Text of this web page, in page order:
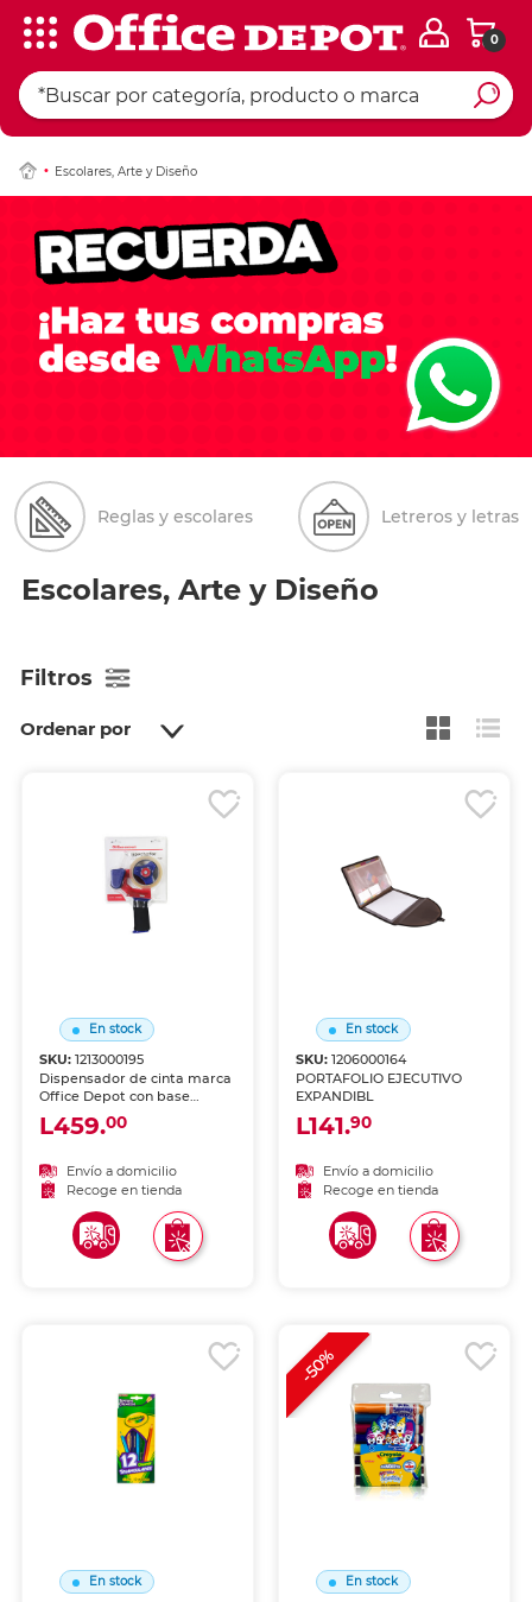
0
Escolares, Arte y Diseño
Reglas y escolares Letreros y letras
Escolares, Arte y Diseño
Filtros
Ordenar por
En stock
SKU:1213000195
Dispensador de cinta marca
Office Depot con base
estable y corte limpio.
Permite usar la cinta con
para escritorio, oficina y
zona de empaque.
L459.00
Envío a domicilio
Recoge en tienda
En stock
SKU: 1206000164
PORTAFOLIO EJECUTIVO
EXPANDIBL
L141.90
Envío a domicilio
Recoge en tienda
En stock En stock
-50%